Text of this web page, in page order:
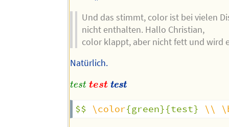
Und das stimmt, color ist bei vielen
nicht enthalten. Hallo Christian,
color klappt, aber nicht fett und wird
Natürlich.
test test test
test
test testtesttes
$$ \color{green}{test} \\